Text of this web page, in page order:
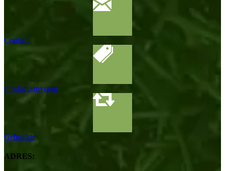
Contact
Productaanvraag
Gebruikte
ADRES: